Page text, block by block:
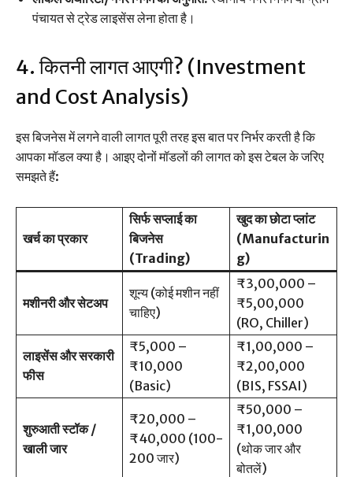
पंचायत से ट्रेड लाइसेंस लेना होता है।
4. कितनी लागत आएगी? (Investment
and Cost Analysis)
इस बिजनेस में लगने वाली लागत पूरी तरह इस बात पर निर्भर करती है कि
आपका मॉडल क्या है। आइए दोनों मॉडलों की लागत को इस टेबल के जरिए
समझते हैं:
खर्च का प्रकार
सिर्फ सप्लाई का
बिजनेस
(Trading)
खुद का छोटा प्लांट
(Manufacturin
g)
मशीनरी और सेटअप
शून्य (कोई मशीन नहीं
चाहिए)
₹3,00,000 –
₹5,00,000
(RO, Chiller)
लाइसेंस और सरकारी
फीस
₹5,000 –
₹10,000
(Basic)
₹1,00,000 –
₹2,00,000
(BIS, FSSAI)
शुरुआती स्टॉक /
खाली जार
₹20,000 –
₹40,000 (100-
200 जार)
₹50,000 –
₹1,00,000
(थोक जार और
बोतलें)